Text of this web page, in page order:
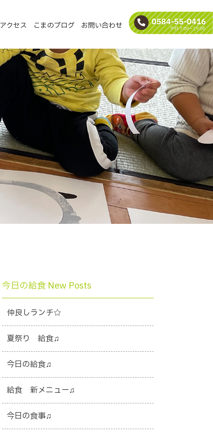
アクセス こまのブログ お問い合わせ
今日の給食 New Posts
仲良しランチ☆
夏祭り 給食♫
今日の給食♫
給食 新メニュー♫
今日の食事♫